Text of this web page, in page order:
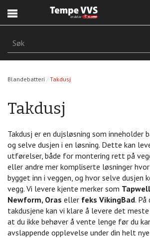
hovedinnhold
Blandebatteri Takdusj
Takdusj
Takdusj er en dujsløsning som inneholder
og selve dusjen i en løsning. Dette kan
utførelser, både for montering rett på
eller andre mer kompliserte løsninger
bygget inn i veggen, og hvor selve dusjen
vegg. Vi levere kjente merker som
Newform, Oras eller feks VikingBad.
takdusjene kan vi klare å levere det
at du ikke behøver å vente lenge før du
avslappende opplevelse under din helt